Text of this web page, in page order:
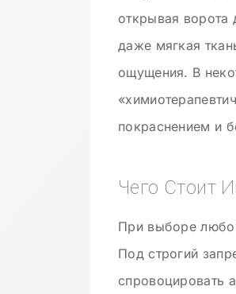
открывая ворота
даже мягкая
ощущения. В
покраснением и
Чего Стоит
При выборе
Под строгий
спровоцировать